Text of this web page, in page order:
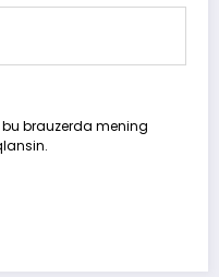
brauzerda mening